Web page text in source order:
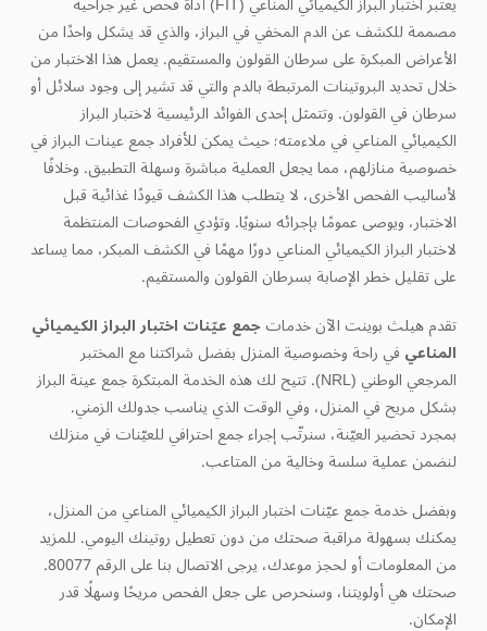
مصممة للكشف عن الدم المخفي في البراز، والذي قد يشكل واحدًا من
الأعراض المبكرة على سرطان القولون والمستقيم. يعمل هذا الاختبار من
خلال تحديد البروتينات المرتبطة بالدم والتي قد تشير إلى وجود سلائل أو
سرطان في القولون. وتتمثل إحدى الفوائد الرئيسية لاختبار البراز
الكيميائي المناعي في ملاءمته؛ حيث يمكن للأفراد جمع عينات البراز في
خصوصية منازلهم، مما يجعل العملية مباشرة وسهلة التطبيق. وخلافًا
لأساليب الفحص الأخرى، لا يتطلب هذا الكشف قيودًا غذائية قبل
الاختبار، ويوصى عمومًا بإجرائه سنويًا. وتؤدي الفحوصات المنتظمة
لاختبار البراز الكيميائي المناعي دورًا مهمًا في الكشف المبكر، مما يساعد
على تقليل خطر الإصابة بسرطان القولون والمستقيم.
تقدم هيلث بوينت الآن خدمات جمع عيّنات اختبار البراز الكيميائي
المناعي في راحة وخصوصية المنزل بفضل شراكتنا مع المختبر
المرجعي الوطني (NRL). تتيح لك هذه الخدمة المبتكرة جمع عينة البراز
بشكل مريح في المنزل، وفي الوقت الذي يناسب جدولك الزمني.
بمجرد تحضير العيّنة، سنرتّب إجراء جمع احترافي للعيّنات في منزلك
لنضمن عملية سلسة وخالية من المتاعب.
وبفضل خدمة جمع عيّنات اختبار البراز الكيميائي المناعي من المنزل،
يمكنك بسهولة مراقبة صحتك من دون تعطيل روتينك اليومي. للمزيد
من المعلومات أو لحجز موعدك، يرجى الاتصال بنا على الرقم 80077.
صحتك هي أولويتنا، وسنحرص على جعل الفحص مريحًا وسهلًا قدر
الإمكان.